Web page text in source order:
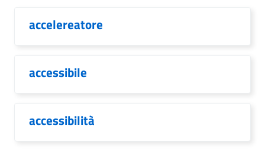
accelereatore
accessibile
accessibilità